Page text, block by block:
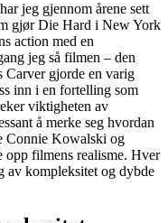
jeg gjennom årene sett
gjør Die Hard i New York
action med en
jeg så filmen – den
Carver gjorde en varig
inn i en fortelling som
viktigheten av
å merke seg hvordan
Connie Kowalski og
opp filmens realisme. Hver
av kompleksitet og dybde